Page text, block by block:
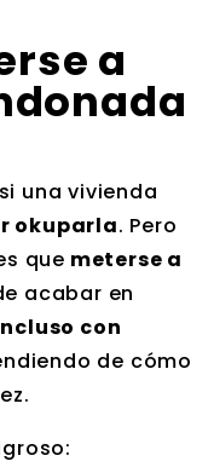
a
una vivienda
okuparla. Pero
que meterse a
acabar en
con
de cómo